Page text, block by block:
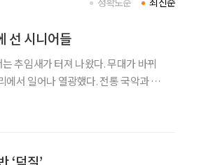
선 시니어들
추임새가 터져 나왔다. 무대가 바뀌
서 일어나 열광했다. 전통 국악과 록